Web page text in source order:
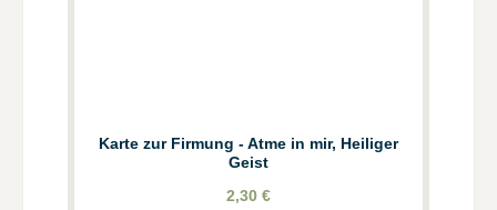
Karte zur Firmung - Atme in mir, Heiliger
Geist
2,30 €